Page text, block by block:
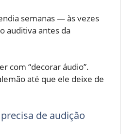
semanas — às vezes
auditiva antes da
com “decorar áudio”.
até que ele deixe de
de audição